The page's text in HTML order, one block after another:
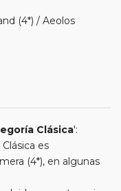
(4*) / Aeolos
Clásica':
es
(4*), en algunas